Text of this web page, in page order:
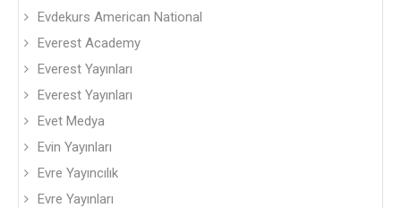
Evdekurs American National
Everest Academy
Everest Yayınları
Everest Yayınları
Evet Medya
Evin Yayınları
Evre Yayıncılık
Evre Yayınları